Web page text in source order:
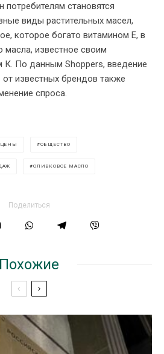
потребителям становятся
виды растительных масел,
которое богато витамином Е, в
масла, известное своим
К. По данным Shoppers, введение
известных брендов также
спроса.
ОБЩЕСТВО
ОЛИВКОВОЕ МАСЛО
Поделиться
Похожие